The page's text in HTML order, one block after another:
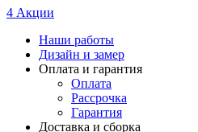
4 Акции
Наши работы
Дизайн и замер
Оплата и гарантия
Оплата
Рассрочка
Гарантия
Доставка и сборка